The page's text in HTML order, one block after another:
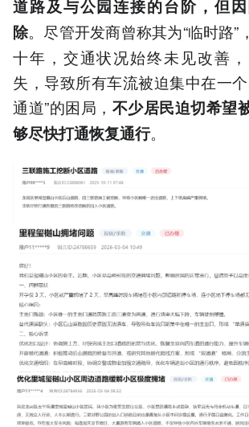
道路及与公园连接的台阶，但
除。尽管开发商曾称其为“临时路”
十年，交通状况始终未见改善
失，导致所有车流被迫集中在一
通道”的困局， 不少居民迫切希望
够尽快打通恢复通行。